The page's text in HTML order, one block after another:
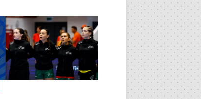
03.08.2026
Seguinte